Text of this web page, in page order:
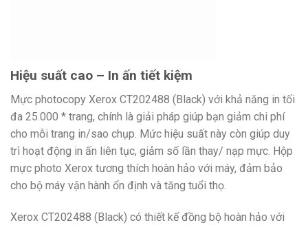
Hiệu suất cao – In ấn tiết kiệm
Mực photocopy Xerox CT202488 (Black) với khả năng in tối
đa 25.000 * trang, chính là giải pháp giúp bạn giảm chi phí
cho mỗi trang in/sao chụp. Mức hiệu suất này còn giúp duy
trì hoạt động in ấn liên tục, giảm số lần thay/ nạp mực. Hộp
mực photo Xerox tương thích hoàn hảo với máy, đảm bảo
cho bộ máy vận hành ổn định và tăng tuổi thọ.
Xerox CT202488 (Black) có thiết kế đồng bộ hoàn hảo với